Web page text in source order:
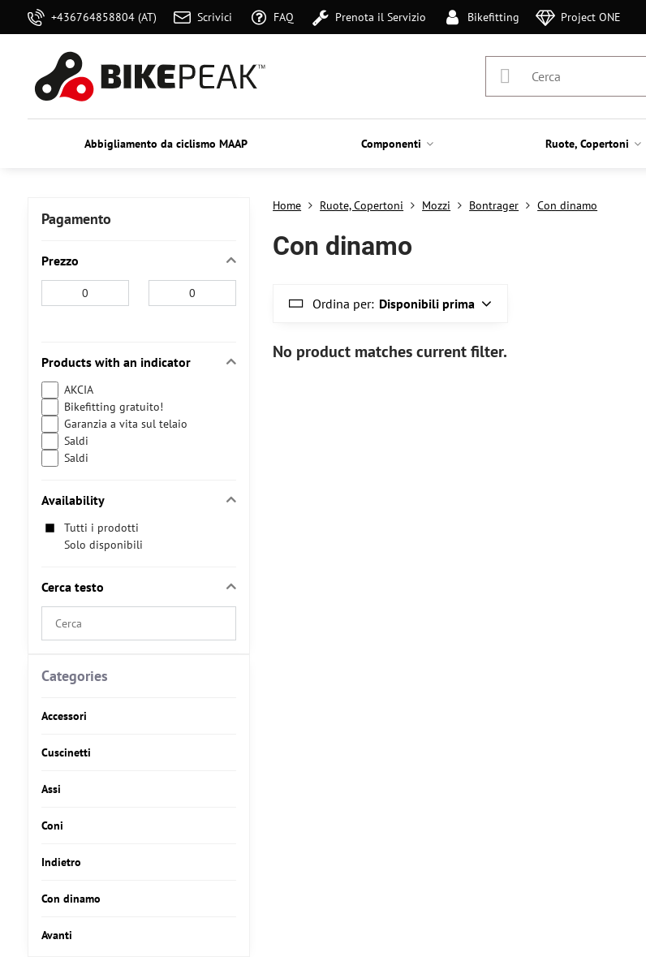
+436764858804 (AT) Scrivici FAQ Prenota il Servizio Bikefitting Project ONE
Abbigliamento da ciclismo MAAP Componenti Ruote, Copertoni
Home Ruote, Copertoni Mozzi Bontrager Con dinamo
Con dinamo
Ordina per: Disponibili prima
Pagamento
Prezzo
Products with an indicator
AKCIA
Bikefitting gratuito!
Garanzia a vita sul telaio
Saldi
Saldi
Availability
Tutti i prodotti
Solo disponibili
Cerca testo
Search
by
Categories
Accessori
Cuscinetti
Assi
Coni
Indietro
Con dinamo
Avanti